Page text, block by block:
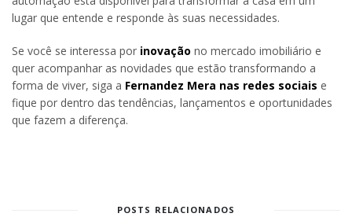
lugar que entende e responde às suas necessidades.
Se você se interessa por inovação no mercado imobiliário e
quer acompanhar as novidades que estão transformando a
forma de viver, siga a Fernandez Mera nas redes sociais e
fique por dentro das tendências, lançamentos e oportunidades
que fazem a diferença.
POSTS RELACIONADOS